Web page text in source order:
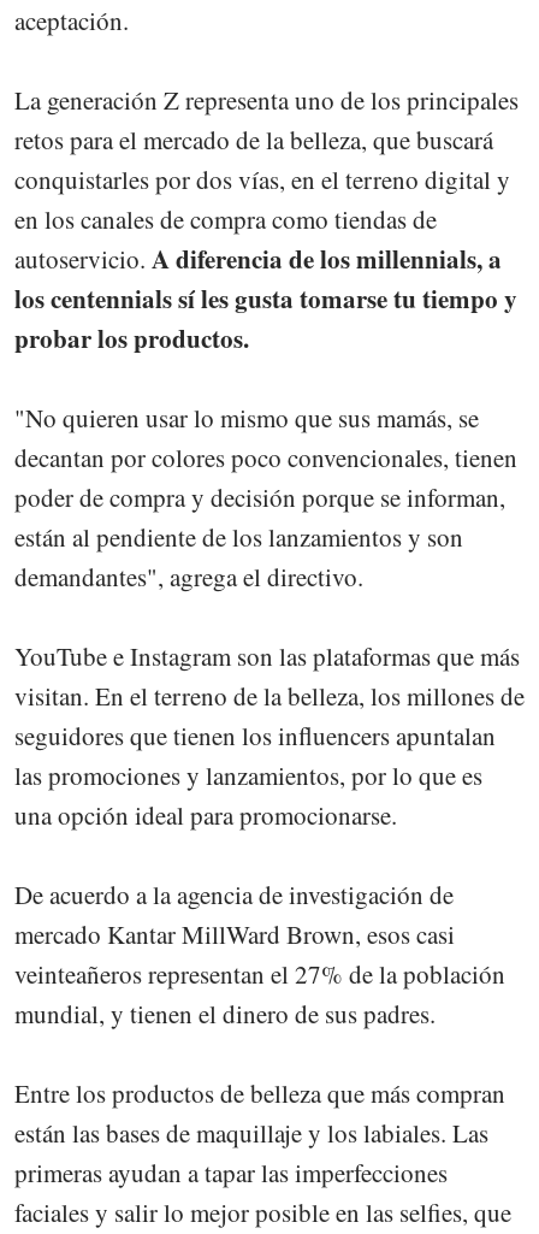
aceptación.
La generación Z representa uno de los principales
retos para el mercado de la belleza, que buscará
conquistarles por dos vías, en el terreno digital y
en los canales de compra como tiendas de
autoservicio. A diferencia de los millennials, a
los centennials sí les gusta tomarse tu tiempo y
probar los productos.
"No quieren usar lo mismo que sus mamás, se
decantan por colores poco convencionales, tienen
poder de compra y decisión porque se informan,
están al pendiente de los lanzamientos y son
demandantes", agrega el directivo.
YouTube e Instagram son las plataformas que más
visitan. En el terreno de la belleza, los millones de
seguidores que tienen los influencers apuntalan
las promociones y lanzamientos, por lo que es
una opción ideal para promocionarse.
De acuerdo a la agencia de investigación de
mercado Kantar MillWard Brown, esos casi
veinteañeros representan el 27% de la población
mundial, y tienen el dinero de sus padres.
Entre los productos de belleza que más compran
están las bases de maquillaje y los labiales. Las
primeras ayudan a tapar las imperfecciones
faciales y salir lo mejor posible en las selfies, que